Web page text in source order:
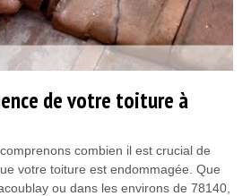
de votre toiture à
combien il est crucial de
votre toiture est endommagée. Que
ou dans les environs de 78140,